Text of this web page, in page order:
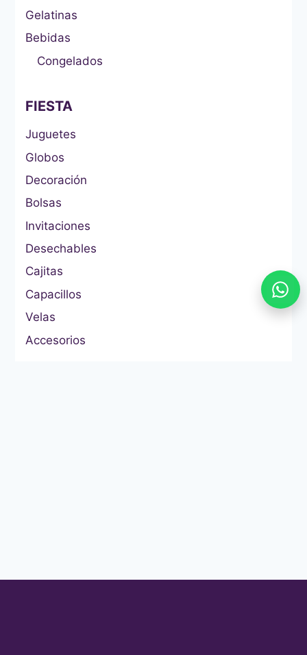
Gelatinas
Bebidas
Congelados
FIESTA
Juguetes
Globos
Decoración
Bolsas
Invitaciones
Desechables
Cajitas
Capacillos
Velas
Accesorios